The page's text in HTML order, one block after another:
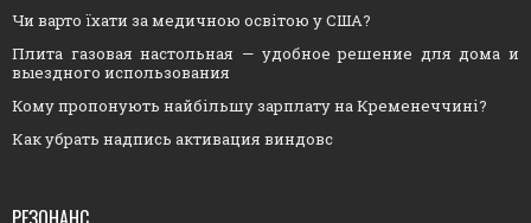
Чи варто їхати за медичною освітою у США?
Плита газовая настольная — удобное решение для дома и
выездного использования
Кому пропонують найбільшу зарплату на Кременеччині?
Как убрать надпись активация виндовс